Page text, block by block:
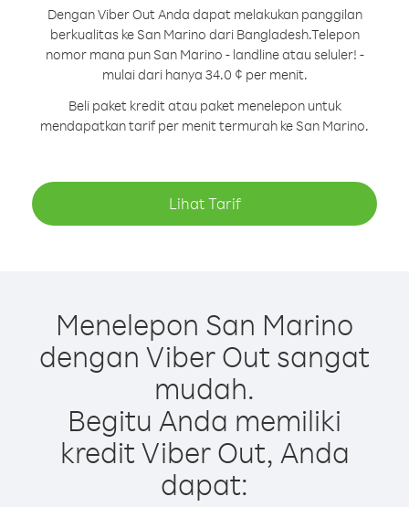
Dengan Viber Out Anda dapat melakukan panggilan
berkualitas ke San Marino dari Bangladesh.Telepon
nomor mana pun San Marino - landline atau seluler! -
mulai dari hanya 34.0 ¢ per menit.
Beli paket kredit atau paket menelepon untuk
mendapatkan tarif per menit termurah ke San Marino.
Lihat Tarif
Menelepon San Marino
dengan Viber Out sangat
mudah.
Begitu Anda memiliki
kredit Viber Out, Anda
dapat: